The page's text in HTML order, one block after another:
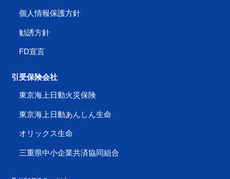
個人情報保護方針
勧誘方針
FD宣言
引受保険会社
東京海上日動火災保険
東京海上日動あんしん生命
オリックス生命
三重県中小企業共済協同組合